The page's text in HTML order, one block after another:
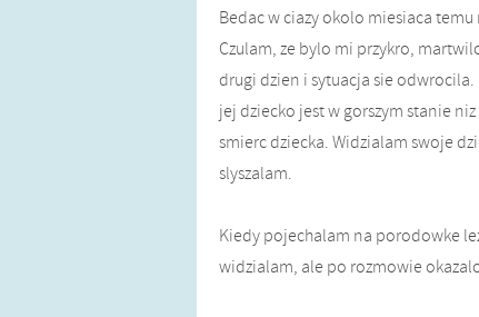
Bedac w ciazy okolo miesiaca
Czulam, ze bylo mi przykro,
drugi dzien i sytuacja sie
jej dziecko jest w gorszym stanie
smierc dziecka. Widzialam swoje
slyszalam.
Kiedy pojechalam na porodowke
widzialam, ale po rozmowie